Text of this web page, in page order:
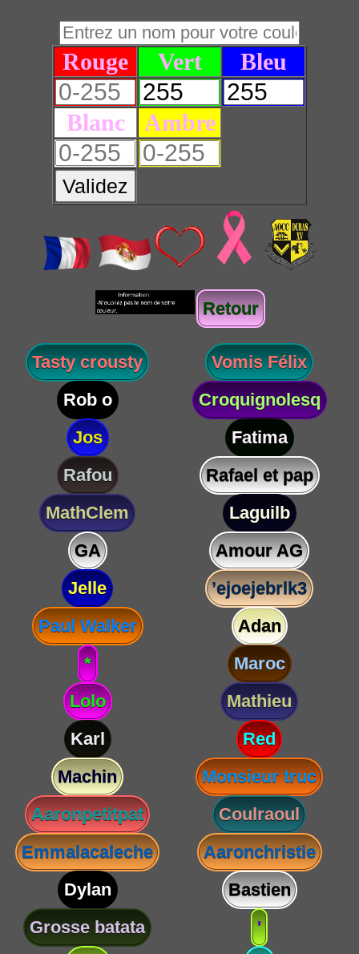
Rouge Vert Bleu
Blanc Ambre
Validez
Retour
Tasty crousty
Vomis Félix
Rob o
Croquignolesq
Jos
Fatima
Rafou
Rafael et pap
MathClem
Laguilb
GA
Amour AG
Jelle
’ejoejebrlk3
Paul Walker
Adan
*
Maroc
Lolo
Mathieu
Karl
Red
Machin
Monsieur truc
Aaronpetitpat
Coulraoul
Emmalacaleche
Aaronchristie
Dylan
Bastien
Grosse batata
'